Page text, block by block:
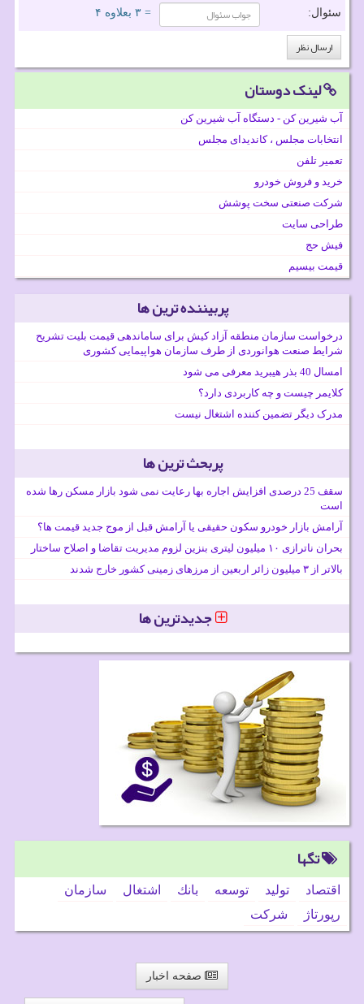
سئوال: = ۳ بعلاوه ۴
لینک دوستان
آب شیرین کن - دستگاه آب شیرین کن
انتخابات مجلس ، کاندیدای مجلس
تعمیر تلفن
خرید و فروش خودرو
شرکت صنعتی سخت پوشش
طراحی سایت
فیش حج
قیمت بیسیم
پربیننده ترین ها
درخواست سازمان منطقه آزاد کیش برای ساماندهی قیمت بلیت تشریح
شرایط صنعت هوانوردی از طرف سازمان هواپیمایی کشوری
امسال 40 بذر هیبرید معرفی می شود
کلایمر چیست و چه کاربردی دارد؟
مدرک دیگر تضمین کننده اشتغال نیست
پربحث ترین ها
سقف 25 درصدی افزایش اجاره بها رعایت نمی شود بازار مسکن رها شده
است
آرامش بازار خودرو سکون حقیقی یا آرامش قبل از موج جدید قیمت ها؟
بحران ناترازی ۱۰ میلیون لیتری بنزین لزوم مدیریت تقاضا و اصلاح ساختار
بالاتر از ۳ میلیون زائر اربعین از مرزهای زمینی کشور خارج شدند
جدیدترین ها
تگها
اقتصاد تولید توسعه بانك اشتغال
سازمان
رپورتاژ
شركت
صفحه اخبار